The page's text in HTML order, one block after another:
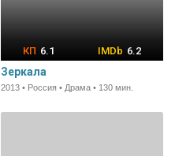
6.1 6.2
Зеркала
2013 • Россия • Драма • 130 мин.